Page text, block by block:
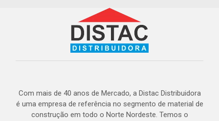
Com mais de 40 anos de Mercado, a Distac Distribuidora
é uma empresa de referência no segmento de material de
construção em todo o Norte Nordeste. Temos o